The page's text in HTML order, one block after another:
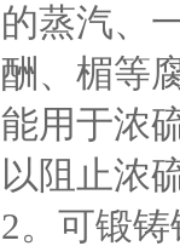
的蒸汽、
酬、楣等
能用于浓
以阻止浓
2。可锻